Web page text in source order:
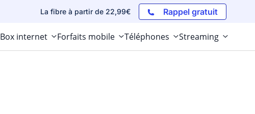
La fibre à partir de 22,99€ Rappel gratuit
Box internet Forfaits mobile Téléphones Streaming